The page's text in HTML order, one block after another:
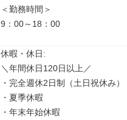
＜勤務時間＞
9：00～18：00
休暇・休日:
＼年間休日120日以上／
・完全週休2日制（土日祝休み）
・夏季休暇
・年末年始休暇